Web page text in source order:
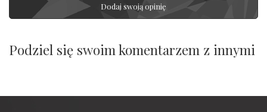
Dodaj swoją opinię
Podziel się swoim komentarzem z innymi